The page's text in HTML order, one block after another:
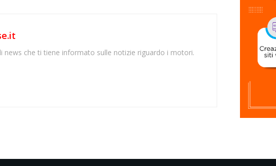
news che ti tiene informato sulle notizie riguardo i motori.